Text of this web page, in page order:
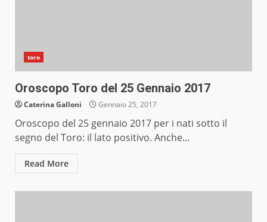
toro
Oroscopo Toro del 25 Gennaio 2017
Caterina Galloni Gennaio 25, 2017
Oroscopo del 25 gennaio 2017 per i nati sotto il
segno del Toro: il lato positivo. Anche...
Read More